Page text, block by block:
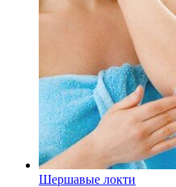
Шершавые локти